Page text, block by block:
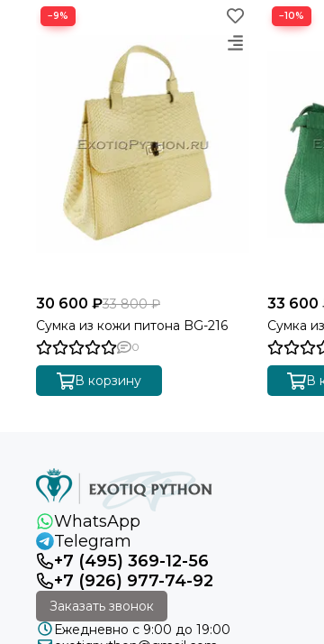
−9%
30 600 ₽33 800 ₽
Сумка из кожи питона BG-216
0
В корзину
−10%
33 600
Сумка
В
WhatsApp
Telegram
+7 (495) 369-12-56
+7 (926) 977-74-92
Заказать звонок
Ежедневно с 9:00 до 19:00